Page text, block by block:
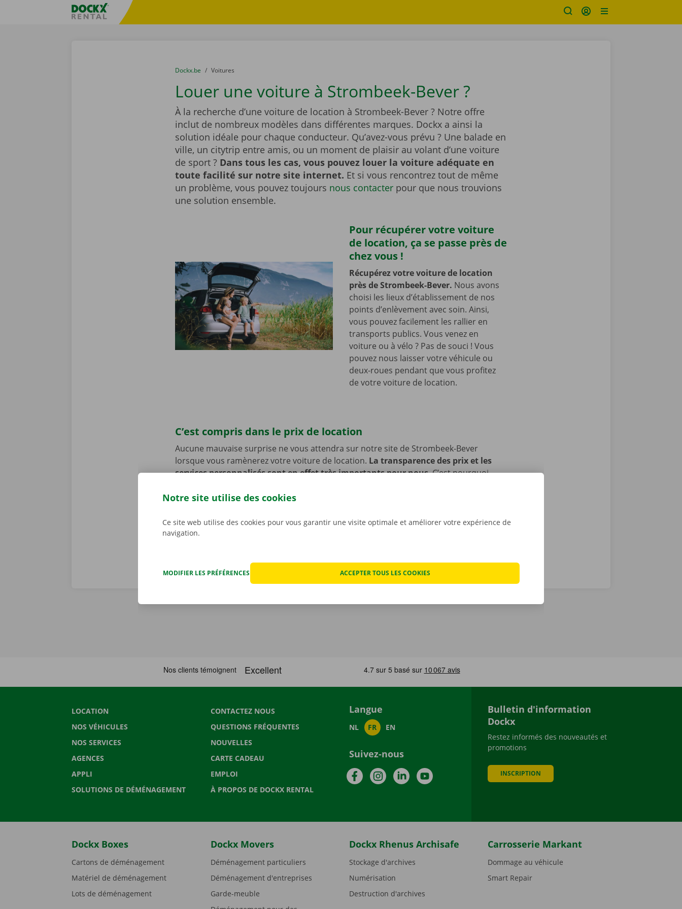
sitename
You are here:
du
Dockx.be to
Voitures
Louer une voiture à Strombeek-Bever ?
À la recherche d’une voiture de location à Strombeek-Bever ? Notre offre
inclut de nombreux modèles dans différentes marques. Dockx a ainsi la
solution idéale pour chaque conducteur. Qu’avez-vous prévu ? Une balade en
ville, un citytrip entre amis, ou un moment de plaisir au volant d’une voiture
de sport ? Dans tous les cas, vous pouvez louer la voiture adéquate en
toute facilité sur notre site internet. Et si vous rencontrez tout de même
un problème, vous pouvez toujours nous contacterpour que nous trouvions
une solution ensemble.
Pour récupérer votre voiture
de location, ça se passe près de
chez vous !
Récupérez votre voiture de location
près de Strombeek-Bever. Nous avons
choisi les lieux d’établissement de nos
points d’enlèvement avec soin. Ainsi,
vous pouvez facilement les rallier en
transports publics. Vous venez en
voiture ou à vélo ? Pas de souci ! Vous
pouvez nous laisser votre véhicule ou
deux-roues pendant que vous profitez
de votre voiture de location.
C’est compris dans le prix de location
Aucune mauvaise surprise ne vous attendra sur notre site de Strombeek-Bever
lorsque vous ramènerez votre voiture de location. La transparence des prix et les
services personnalisés sont en effet très importants pour nous. C’est pourquoi
problème technique, vous profitez d’un service de dépannage disponible 24 h/24 et 7
LOCATION
NOS VÉHICULES
NOS SERVICES
AGENCES
APPLI
SOLUTIONS DE DÉMÉNAGEMENT
CONTACTEZ NOUS
QUESTIONS FRÉQUENTES
NOUVELLES
CARTE CADEAU
EMPLOI
À PROPOS DE DOCKX RENTAL
Langue
NL FR EN
Suivez-nous
FacebookInstagramLinkedInYouTube
Bulletin d'information
Dockx
Restez informés des nouveautés et
promotions
INSCRIPTION
Dockx Boxes
Cartons de déménagement
Matériel de déménagement
Lots de déménagement
Dockx Movers
Déménagement particuliers
Déménagement d'entreprises
Garde-meuble
Dockx Rhenus Archisafe
Stockage d'archives
Numérisation
Destruction d'archives
Carrosserie Markant
Dommage au véhicule
Smart Repair
Notre site utilise des cookies
Ce site web utilise des cookies pour vous garantir une visite optimale et améliorer votre expérience de
navigation.
MODIFIER LES PRÉFÉRENCES ACCEPTER TOUS LES COOKIES